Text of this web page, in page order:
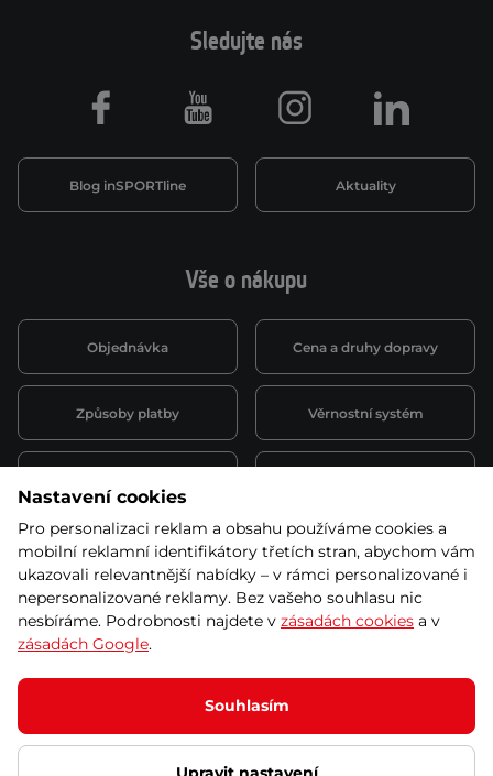
Vše o nákupu
Objednávka Cena a druhy dopravy
Způsoby platby Věrnostní systém
Půjčovna
obchodní podmínky
Kariéra
Sledujte nás
Blog inSPORTline Aktuality
Facebook Youtube Instagram LinkedIn
© 2026 SEVEN SPORT s.r.o Všechna práva vyhrazena
Podle zákona o evidenci tržeb je prodávající povinen vystavit
kupujícímu účtenku.
Zároveň je povinen zaevidovat přijatou tržbu u správce daně online; v
případě technického výpadku pak nejpozději do 48 hodin.
Nastavení cookies
Pro personalizaci reklam a obsahu používáme cookies a
mobilní reklamní identifikátory třetích stran, abychom vám
ukazovali relevantnější nabídky – v rámci personalizované i
nepersonalizované reklamy. Bez vašeho souhlasu nic
nesbíráme. Podrobnosti najdete v zásadách cookies a v
zásadách Google.
Souhlasím